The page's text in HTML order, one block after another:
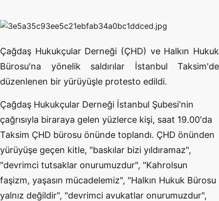
Çağdaş Hukukçular Derneği (ÇHD) ve Halkın Hukuk
Bürosu'na yönelik saldırılar İstanbul Taksim'de
düzenlenen bir yürüyüşle protesto edildi.
Çağdaş Hukukçular Derneği İstanbul Şubesi'nin
çağrısıyla biraraya gelen yüzlerce kişi, saat 19.00'da
Taksim ÇHD bürosu önünde toplandı. ÇHD önünden
yürüyüşe geçen kitle, "baskılar bizi yıldıramaz",
"devrimci tutsaklar onurumuzdur", "Kahrolsun
faşizm, yaşasın mücadelemiz", "Halkın Hukuk Bürosu
yalnız değildir", "devrimci avukatlar onurumuzdur",